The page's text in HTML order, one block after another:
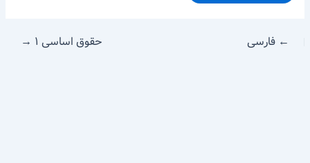
← فارسی حقوق اساسی ۱ →